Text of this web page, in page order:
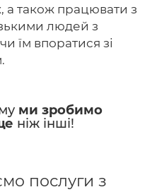
а також працювати з
людей з
їм впоратися зі
ми зробимо
ніж інші!
послуги з